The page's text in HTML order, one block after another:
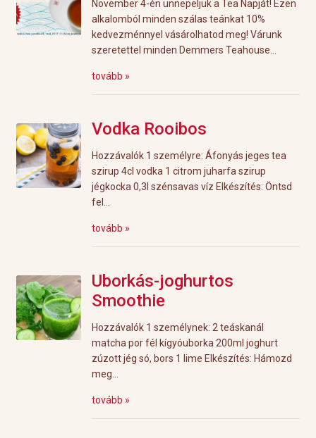
November 4-én ünnepeljük a Tea Napját! Ezen
alkalomból minden szálas teánkat 10%
kedvezménnyel vásárolhatod meg! Várunk
szeretettel minden Demmers Teahouse...
tovább »
Vodka Rooibos
Hozzávalók 1 személyre: Áfonyás jeges tea
szirup 4cl vodka 1 citrom juharfa szirup
jégkocka 0,3l szénsavas víz Elkészítés: Öntsd
fel...
tovább »
Uborkás-joghurtos
Smoothie
Hozzávalók 1 személynek: 2 teáskanál
matcha por fél kígyóuborka 200ml joghurt
zúzott jég só, bors 1 lime Elkészítés: Hámozd
meg...
tovább »